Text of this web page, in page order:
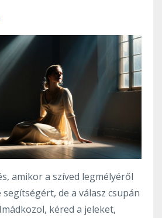
amikor a szíved legmélyéről
de a válasz csupán
kéred a jeleket,